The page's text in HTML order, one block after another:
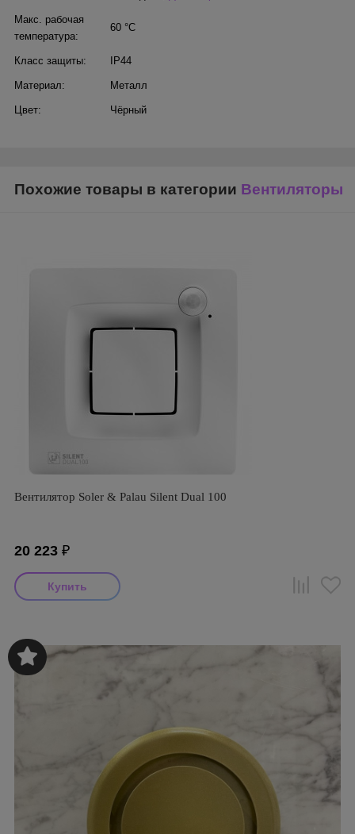
Макс. рабочая
температура:
60 °С
Класс защиты: IP44
Материал: Металл
Цвет: Чёрный
Похожие товары в категории Вентиляторы
Вентилятор Soler & Palau Silent Dual 100
20 223 ₽